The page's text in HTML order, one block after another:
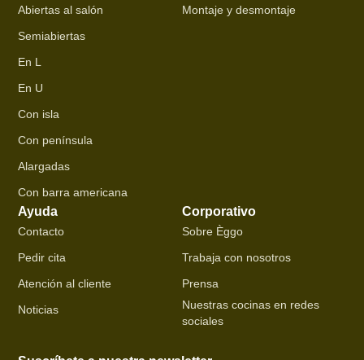
Abiertas al salón
Semiabiertas
En L
En U
Con isla
Con península
Alargadas
Con barra americana
Montaje y desmontaje
Ayuda
Contacto
Pedir cita
Atención al cliente
Noticias
Corporativo
Sobre Èggo
Trabaja con nosotros
Prensa
Nuestras cocinas en redes
sociales